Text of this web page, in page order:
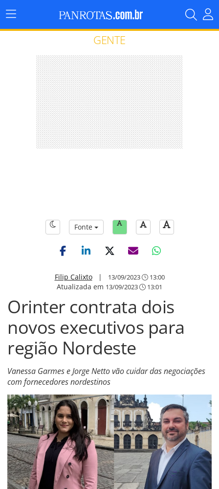
Menu
Principal
GENTE
Fonte
Filip Calixto| 13/09/2023 13:00
Atualizada em 13/09/2023 13:01
Orinter contrata dois
novos executivos para
região Nordeste
Vanessa Garmes e Jorge Netto vão cuidar das negociações
com fornecedores nordestinos